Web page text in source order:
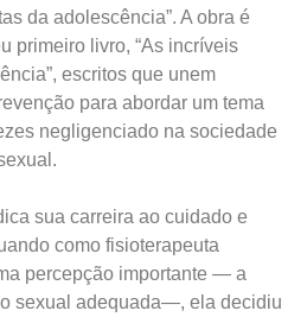
da adolescência”. A obra é
primeiro livro, “As incríveis
escritos que unem
para abordar um tema
negligenciado na sociedade
sua carreira ao cuidado e
como fisioterapeuta
percepção importante — a
sexual adequada—, ela decidiu